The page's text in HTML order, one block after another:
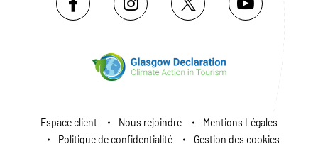
Espace client Nous rejoindre
Mentions Légales
Politique de confidentialité
Gestion des cookies